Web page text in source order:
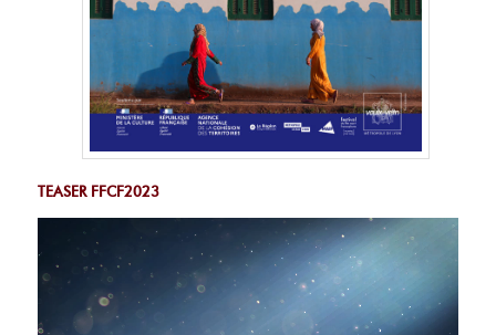
TEASER FFCF2023